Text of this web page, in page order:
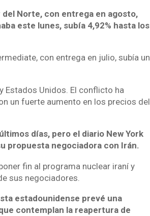
Norte, con entrega en agosto,
este lunes, subía 4,92% hasta los
con entrega en julio, subía un
Estados Unidos. El conflicto ha
un fuerte aumento en los precios del
días, pero el diario New York
propuesta negociadora con Irán.
fin al programa nuclear iraní y
sus negociadores.
estadounidense prevé una
contemplan la reapertura de